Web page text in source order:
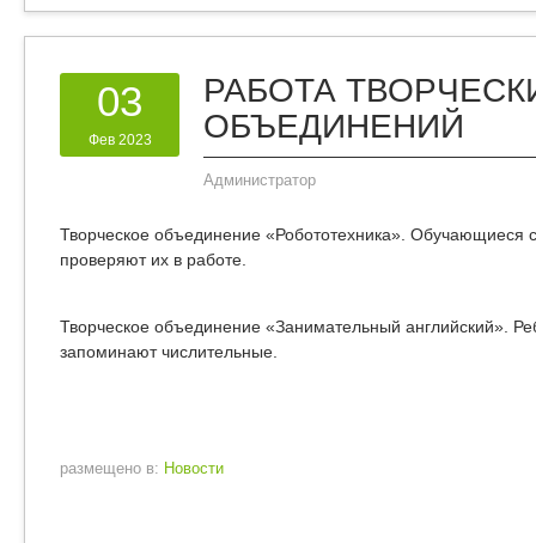
03
Фев 2023
РАБОТА
ОБЪЕДИНЕНИЙ
Администратор
Творческое объединение «Робототехника». Обучающиеся
проверяют их в работе.
Творческое объединение «Занимательный английский».
запоминают числительные.
размещено в: Новости